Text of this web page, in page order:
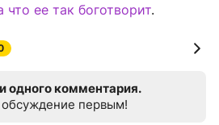
что ее так боготворит.
одного комментария.
первым!